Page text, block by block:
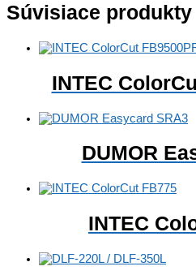
Súvisiace produkty
INTEC
DUMOR
INTEC